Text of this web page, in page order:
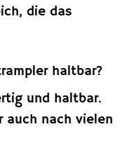
die das
haltbar?
und haltbar.
auch nach vielen